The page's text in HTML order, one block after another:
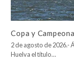
Copa y
2 de agosto de 2026.-
Huelva el título…